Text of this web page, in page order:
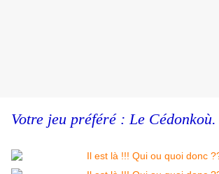
Votre jeu préféré : Le Cédonkoù.